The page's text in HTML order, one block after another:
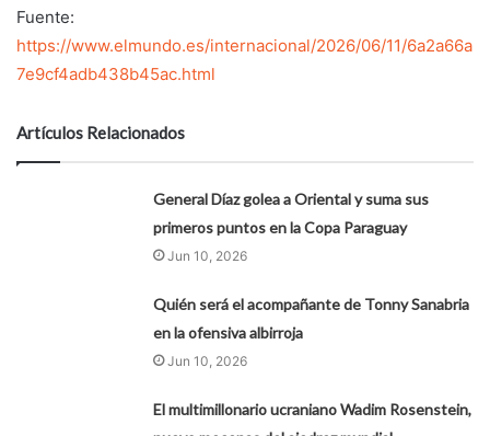
Fuente:
https://www.elmundo.es/internacional/2026/06/11/6a2a66a
7e9cf4adb438b45ac.html
Artículos Relacionados
General Díaz golea a Oriental y suma sus
primeros puntos en la Copa Paraguay
Jun 10, 2026
Quién será el acompañante de Tonny Sanabria
en la ofensiva albirroja
Jun 10, 2026
El multimillonario ucraniano Wadim Rosenstein,